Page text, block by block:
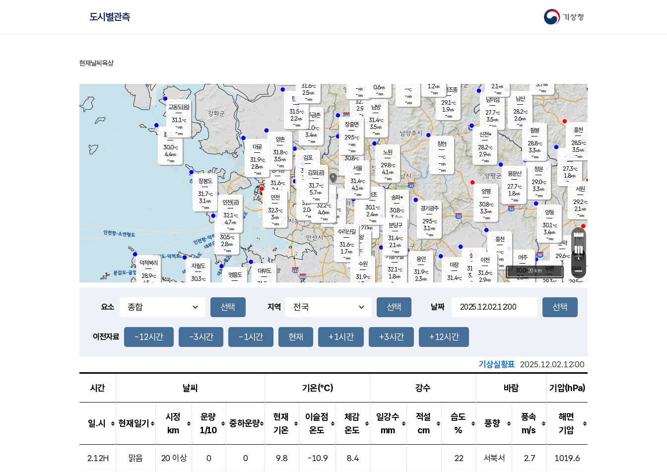
기상청
도시별관측
홈
현재날씨 육상
풍도
2.5m/s
문막
29.6℃
5.3m/s
mm
남이섬
27.7℃
3.5m/s
-mm
무의도
30.5℃
2.8m/s
-mm
영흥도
볼음도
30.0℃
4.4m/s
-mm
자월도
30.3℃
양주
32.7℃
2.9
-mm
부론
29.3℃
과천
30.7℃
2.0m/s
- mm
남산
28.2℃
2.6m/s
-mm
장봉도
31.7℃
3.1 m/s
-mm
-mm
청운
29.0℃
3.3m/s
-mm
팔봉
28.8℃
3.3m/s
-mm
-mm
용인
31.9℃
2.3m/s
여주
30.0℃
2.3m/s
양동
30.1℃
3.4m/s
-mm
경기광주
29.5℃
3.1 m/s
-mm
장호원
2.1 m/s
-mm
31.1
℃
대부도
31.5
-
경서동
31.6℃
2.6 m/s
-mm
파주금촌
31.0℃
3.4m/s
-mm
가평조종
29.1℃
1.9m/s
-mm
-℃
-m/s
-mm
대곶
31.9℃
2.8m/s
-mm
신천*
28.2℃
2.9m/s
-mm
창현
-℃
-m/s
-mm
탄현
31.5℃
2.2m/s
-mm
1.2m/s
-mm
31.9℃
2.2m/s
-mm
흥천
-℃
-m/s
-mm
마장
31.4℃
의왕
- ℃
m/s
mm
김포
32.2℃
1.4 m/s
mm
설봉
31.0
3.7 m/s
- mm
광명
32.1
℃
2.4 m/s
-mm
부천
31.7℃
2.0m/s
-mm
-mm
양촌
31.8℃
3.5m/s
-mm
구로
32.2℃
4.6m/s
-mm
은평
30.8℃
1.7 m/s
- mm
노원
29.8℃
4.1 m/s
-mm
송파*
30.8℃
3.4m/s
-mm
서초
30.1℃
2.4m/s
-mm
남방
31.4℃
3.5m/s
-mm
기흥구갈
32.1℃
1.8m/s
-
수리산길
31.6℃
1.7m/s
-mm
분당구
31.4℃
2.1 m/s
-mm
장흥면
29.5℃
-m/s
-mm
-m/s
-mm
시동
27.3℃
1.8m/s
- mm
귀래
29.5℃
서원
29.2℃
2.1 m/s
-mm
용문산
27.7℃
1.8m/s
-mm
덕적북리
28.9℃
4.5 m/s
인천(공)
32.1℃
4.7m/s
-mm
김포(공)
31.7℃
5.7m/s
-mm
교동도(음)
31.1℃
-m/s
-mm
홍천
28.5℃
3.5m/s
-mm
이천
31.6℃
2.9m/s
양평
30.8℃
3.3m/s
-mm
수원
31.9℃
4.3 m/s
인천
32.3℃
3m/s
-mm
서울
31.4℃
4.1 m/s
-mm
3.7 m/s
-mm
31.6℃
2.5m/s
-mm
0.6m/s
-mm
+
−
20 km
요소 지역 날짜
이전자료 -12시간 -3시간 -1시간 현재 +1시간 +3시간 +12시간
기상실황표 2025.12.02.12:00
시간 날씨 기온(℃) 강수 바람 기압(hPa)
일.시 현재일기
시정
km
운량
1/10
중하운량
현재
기온
이슬점
온도
체감
온도
일강수
mm
적설
cm
습도
%
풍향
풍속
m/s
해면
기압
2.12H 맑음 20 이상 0 0 9.8 -10.9 8.4 22 서북서 2.7 1019.6